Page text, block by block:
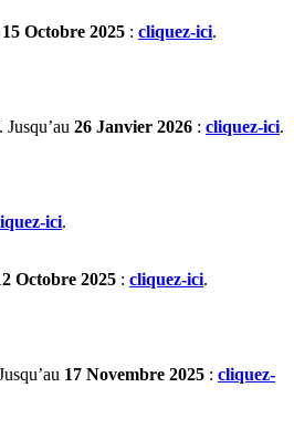
15 Octobre 2025 : cliquez-ici.
26 Janvier 2026 : cliquez-ici.
ici.
Octobre 2025 : cliquez-ici.
17 Novembre 2025 : cliquez-